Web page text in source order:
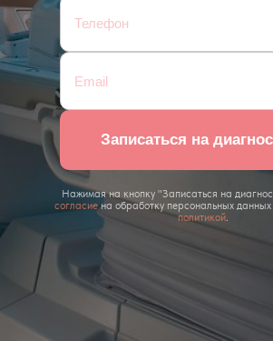
Нажимая на кнопку "Записаться на
согласиена обработку персональных данных
политикой
Записаться на